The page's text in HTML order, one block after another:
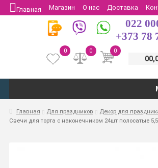
Главная Магазин О нас Доставка
Защита потребителей
Возврат
022
+373 78
0
0
0
Главная Для праздников Декор для
Свечи для торта с наконечником 24шт полосатые